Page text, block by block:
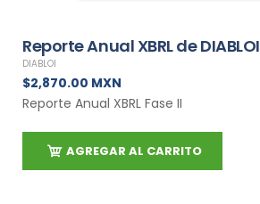
Reporte Anual XBRL de DIABLOI
DIABLOI
$2,870.00 MXN
Reporte Anual XBRL Fase II
AGREGAR AL CARRITO